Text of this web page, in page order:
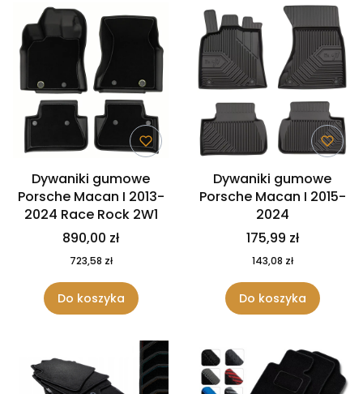
Dywaniki gumowe
Porsche Macan I 2013-
2024 Race Rock 2W1
890,00 zł
723,58 zł
Do koszyka
Dywaniki gumowe
Porsche Macan I 2015-
2024
175,99 zł
143,08 zł
Do koszyka